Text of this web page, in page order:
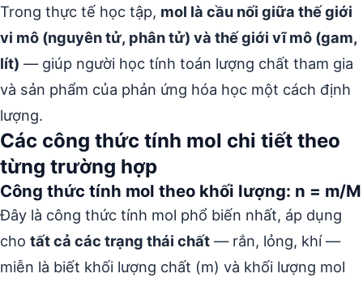
Trong thực tế học tập, mol là cầu nối giữa thế giới
vi mô (nguyên tử, phân tử) và thế giới vĩ mô (gam,
lít) — giúp người học tính toán lượng chất tham gia
và sản phẩm của phản ứng hóa học một cách định
lượng.
Các công thức tính mol chi tiết theo
từng trường hợp
Công thức tính mol theo khối lượng: n = m/M
Đây là công thức tính mol phổ biến nhất, áp dụng
cho tất cả các trạng thái chất — rắn, lỏng, khí —
miễn là biết khối lượng chất (m) và khối lượng mol